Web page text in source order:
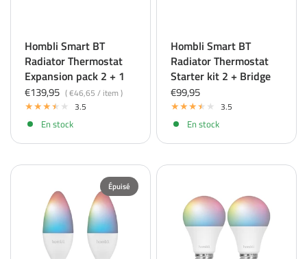
Hombli Smart BT
Radiator Thermostat
Expansion pack 2 + 1
€139,95 €46,65 / item
3.5
En stock
Hombli Smart BT
Radiator Thermostat
Starter kit 2 + Bridge
€99,95
3.5
En stock
Épuisé